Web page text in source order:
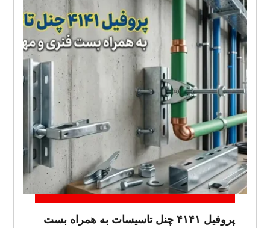
پروفیل ۴۱۴۱ چنل تاسیسات به همراه بست